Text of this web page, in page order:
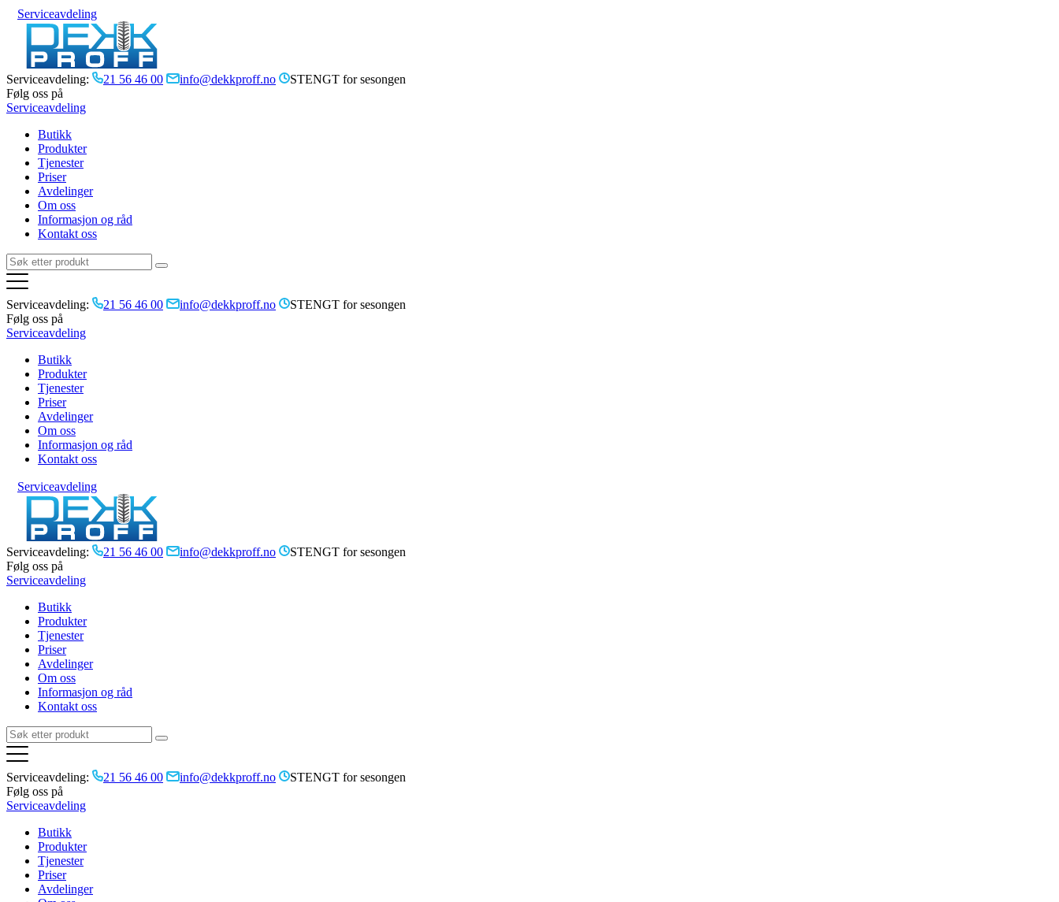
Serviceavdeling
Serviceavdeling: 21 56 46 00 info@dekkproff.no
STENGT for sesongen
Følg oss på
Serviceavdeling
Butikk
Produkter
Tjenester
Priser
Avdelinger
Om oss
Informasjon og råd
Kontakt oss
Serviceavdeling: 21 56 46 00 info@dekkproff.no
STENGT for sesongen
Følg oss på
Serviceavdeling
Butikk
Produkter
Tjenester
Priser
Avdelinger
Om oss
Informasjon og råd
Kontakt oss
Serviceavdeling
Serviceavdeling: 21 56 46 00 info@dekkproff.no
STENGT for sesongen
Følg oss på
Serviceavdeling
Butikk
Produkter
Tjenester
Priser
Avdelinger
Om oss
Informasjon og råd
Kontakt oss
Serviceavdeling: 21 56 46 00 info@dekkproff.no
STENGT for sesongen
Følg oss på
Serviceavdeling
Butikk
Produkter
Tjenester
Priser
Avdelinger